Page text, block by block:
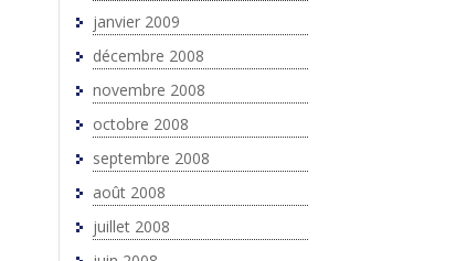
janvier 2009
décembre 2008
novembre 2008
octobre 2008
septembre 2008
août 2008
juillet 2008